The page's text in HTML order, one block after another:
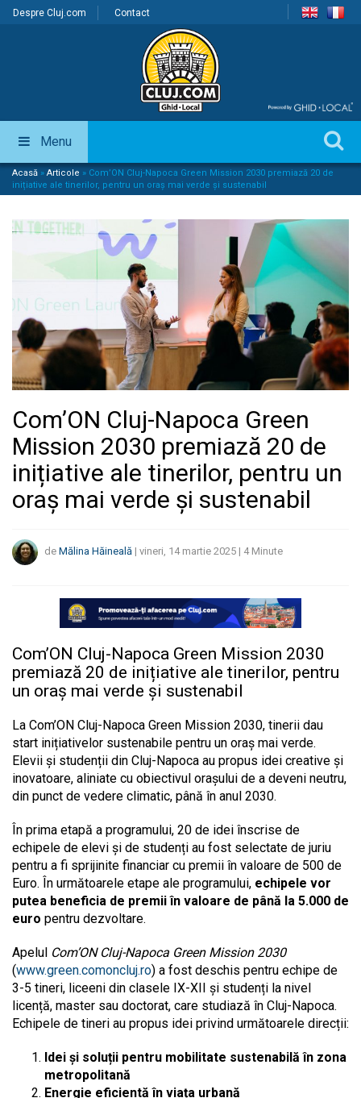
Despre Cluj.com Contact
Menu
Acasă » Articole » Com’ON Cluj-Napoca Green Mission 2030 premiază 20 de
inițiative ale tinerilor, pentru un oraș mai verde și sustenabil
Com’ON Cluj-Napoca Green
Mission 2030 premiază 20 de
inițiative ale tinerilor, pentru un
oraș mai verde și sustenabil
de Mălina Hăineală | vineri, 14 martie 2025 | 4 Minute
Com’ON Cluj-Napoca Green Mission 2030
premiază 20 de inițiative ale tinerilor, pentru
un oraș mai verde și sustenabil
La Com’ON Cluj-Napoca Green Mission 2030, tinerii dau
start inițiativelor sustenabile pentru un oraș mai verde.
Elevii și studenții din Cluj-Napoca au propus idei creative și
inovatoare, aliniate cu obiectivul orașului de a deveni neutru,
din punct de vedere climatic, până în anul 2030.
În prima etapă a programului, 20 de idei înscrise de
echipele de elevi și de studenți au fost selectate de juriu
pentru a fi sprijinite financiar cu premii în valoare de 500 de
Euro. În următoarele etape ale programului, echipele vor
putea beneficia de premii în valoare de până la 5.000 de
euro pentru dezvoltare.
Apelul Com’ON Cluj-Napoca Green Mission 2030
(www.green.comoncluj.ro) a fost deschis pentru echipe de
3-5 tineri, liceeni din clasele IX-XII și studenți la nivel
licență, master sau doctorat, care studiază în Cluj-Napoca.
Echipele de tineri au propus idei privind următoarele direcții:
Idei și soluții pentru mobilitate sustenabilă în zona
metropolitană
Energie eficientă în viața urbană